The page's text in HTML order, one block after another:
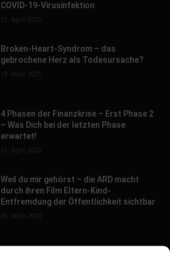
COVID-19-Virusinfektion
21. April 2020
Broken-Heart-Syndrom – das
gebrochene Herz als Todesursache?
18. März 2021
4 Phasen der Finanzkrise – Erst Phase 2
– Was Dich bei der letzten Phase
erwartet!
21. April 2020
Weil du mir gehörst – die ARD macht
durch ihren Film Eltern-Kind-
Entfremdung der Öffentlichkeit sichtbar
26. März 2020